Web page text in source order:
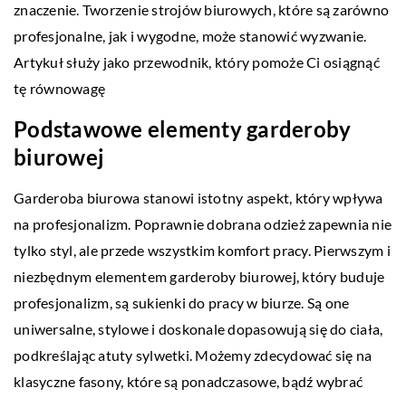
znaczenie. Tworzenie strojów biurowych, które są zarówno
profesjonalne, jak i wygodne, może stanowić wyzwanie.
Artykuł służy jako przewodnik, który pomoże Ci osiągnąć
tę równowagę
Podstawowe elementy garderoby
biurowej
Garderoba biurowa stanowi istotny aspekt, który wpływa
na profesjonalizm. Poprawnie dobrana odzież zapewnia nie
tylko styl, ale przede wszystkim komfort pracy. Pierwszym i
niezbędnym elementem garderoby biurowej, który buduje
profesjonalizm, są sukienki do pracy w biurze. Są one
uniwersalne, stylowe i doskonale dopasowują się do ciała,
podkreślając atuty sylwetki. Możemy zdecydować się na
klasyczne fasony, które są ponadczasowe, bądź wybrać